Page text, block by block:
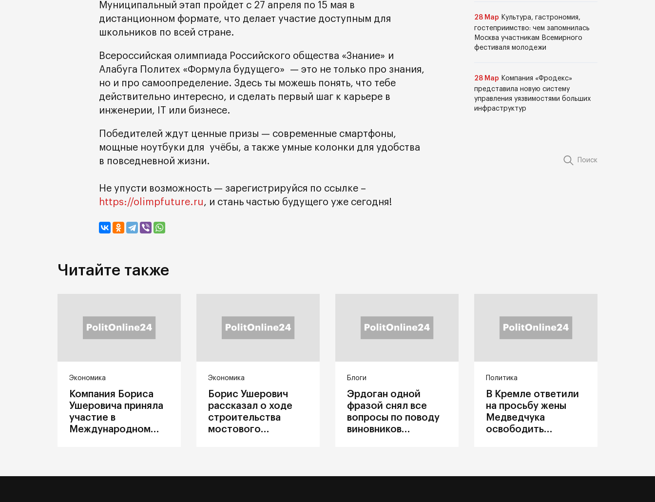
Муниципальный этап пройдет с 27 апреля по 15 мая в
дистанционном формате, что делает участие доступным для
школьников по всей стране.
Всероссийская олимпиада Российского общества «Знание» и
Алабуга Политех «Формула будущего» — это не только про знания,
но и про самоопределение. Здесь ты можешь понять, что тебе
действительно интересно, и сделать первый шаг к карьере в
инженерии, IT или бизнесе.
Победителей ждут ценные призы — современные смартфоны,
мощные ноутбуки для учёбы, а также умные колонки для удобства
в повседневной жизни.
Не упусти возможность — зарегистрируйся по ссылке –
https://olimpfuture.ru, и стань частью будущего уже сегодня!
28 Мар Культура, гастрономия,
гостеприимство: чем запомнилась
Москва участникам Всемирного
фестиваля молодежи
28 Мар Компания «Фродекс»
представила новую систему
управления уязвимостями больших
инфраструктур
Поиск
Читайте также
Экономика
Компания Бориса
Ушеровича приняла
участие в
Международном
Экономика
Борис Ушерович
рассказал о ходе
строительства
мостового
Блоги
Эрдоган одной
фразой снял все
вопросы по поводу
виновников
Политика
В Кремле ответили
на просьбу жены
Медведчука
освободить